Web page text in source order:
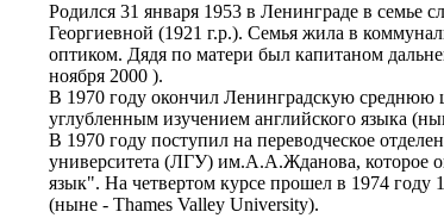
Родился 31 января 1953 в Ленинграде в
Георгиевной (1921 г.р.). Семья жила в
оптиком. Дядя по матери был капитаном
ноября 2000 ).
В 1970 году окончил Ленинградскую среднюю
углубленным изучением английского языка
В 1970 году поступил на переводческое
университета (ЛГУ) им.А.А.Жданова, которое
язык". На четвертом курсе прошел в 1974
(ныне - Thames Valley University).